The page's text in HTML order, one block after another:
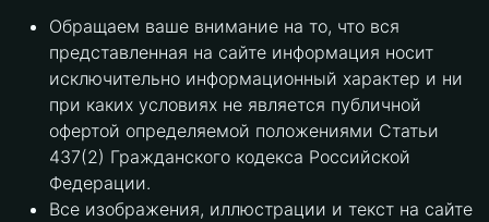
Обращаем ваше внимание на то, что вся
представленная на сайте информация носит
исключительно информационный характер и ни
при каких условиях не является публичной
офертой определяемой положениями Статьи
437(2) Гражданского кодекса Российской
Федерации.
Все изображения, иллюстрации и текст на сайте